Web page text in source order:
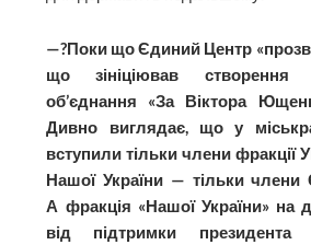
—?Поки що Єдиний Центр
що зініціював створення
об’єднання «За Віктора
Дивно виглядає, що у
вступили тільки члени фракції
Нашої України — тільки члени
А фракція «Нашої України» на
від підтримки